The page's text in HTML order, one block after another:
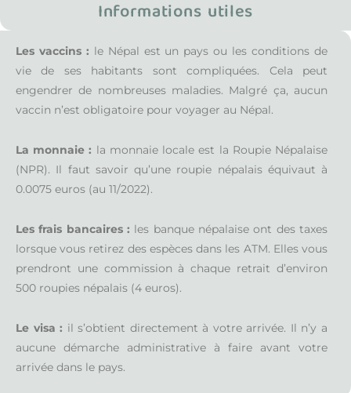
Informations utiles
Les vaccins : le Népal est un pays ou les conditions de
vie de ses habitants sont compliquées. Cela peut
engendrer de nombreuses maladies. Malgré ça, aucun
vaccin n’est obligatoire pour voyager au Népal.
La monnaie : la monnaie locale est la Roupie Népalaise
(NPR). Il faut savoir qu’une roupie népalais équivaut à
0.0075 euros (au 11/2022).
Les frais bancaires : les banque népalaise ont des taxes
lorsque vous retirez des espèces dans les ATM. Elles vous
prendront une commission à chaque retrait d’environ
500 roupies népalais (4 euros).
Le visa : il s’obtient directement à votre arrivée. Il n’y a
aucune démarche administrative à faire avant votre
arrivée dans le pays.